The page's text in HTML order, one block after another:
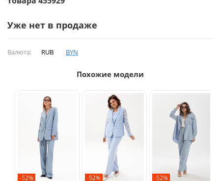
Уже нет в продаже
Валюта: RUB BYN
Похожие модели
-52% -52% -52%